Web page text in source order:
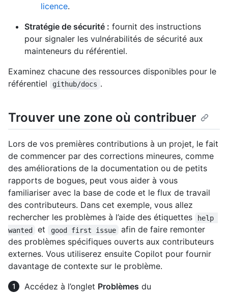
licence.
Stratégie de sécurité : fournit des instructions
pour signaler les vulnérabilités de sécurité aux
mainteneurs du référentiel.
Examinez chacune des ressources disponibles pour le
référentiel
github/docs .
Trouver une zone où contribuer
Lors de vos premières contributions à un projet, le fait
de commencer par des corrections mineures, comme
des améliorations de la documentation ou de petits
rapports de bogues, peut vous aider à vous
familiariser avec la base de code et le flux de travail
des contributeurs. Dans cet exemple, vous allez
rechercher les problèmes à l’aide des étiquettes
help
wanted
et good first issue
afin de faire remonter
des problèmes spécifiques ouverts aux contributeurs
externes. Vous utiliserez ensuite Copilot pour fournir
davantage de contexte sur le problème.
Accédez à l’onglet Problèmes du